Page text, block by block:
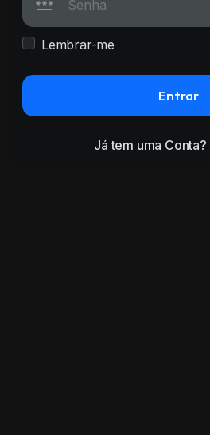
Lembrar-me
Entrar
Já tem uma Conta?